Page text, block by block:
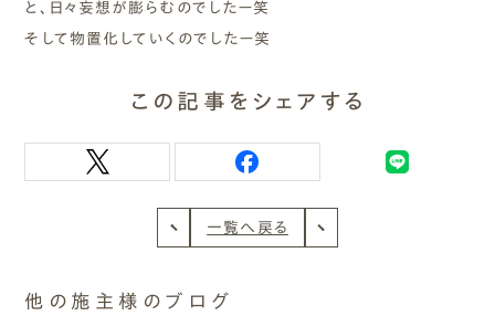
と、日々妄想が膨らむのでしたー笑
そして物置化していくのでしたー笑
この記事をシェアする
一覧へ戻る
他の施主様のブログ